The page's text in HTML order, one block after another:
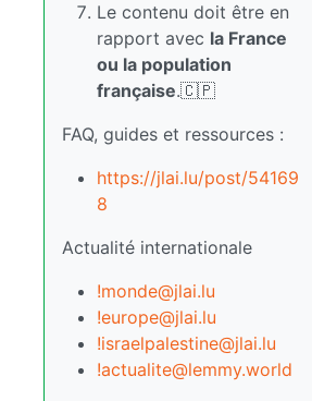
Le contenu doit être en
rapport avec la France
ou la population
française.🇨🇵
FAQ, guides et ressources :
https://jlai.lu/post/54169
8
Actualité internationale
!monde@jlai.lu
!europe@jlai.lu
!israelpalestine@jlai.lu
!actualite@lemmy.world